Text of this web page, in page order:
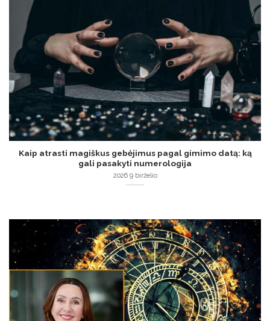
Kaip atrasti magiškus gebėjimus pagal gimimo datą: ką
gali pasakyti numerologija
2026 9 birželio